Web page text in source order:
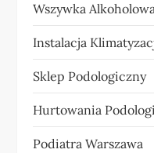
Wszywka
Instalacja
Sklep Podologiczny
Hurtowania
Podiatra Warszawa